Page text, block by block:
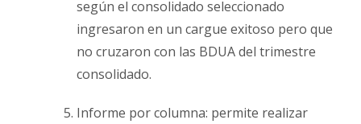
según el consolidado seleccionado
ingresaron en un cargue exitoso pero que
no cruzaron con las BDUA del trimestre
consolidado.
Informe por columna: permite realizar